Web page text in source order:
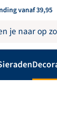
vanaf 39,95